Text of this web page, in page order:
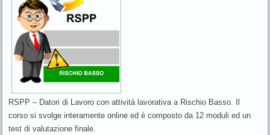
RSPP – Datori di Lavoro con attività lavorativa a Rischio Basso. Il
corso si svolge interamente online ed è composto da 12 moduli ed un
test di valutazione finale.